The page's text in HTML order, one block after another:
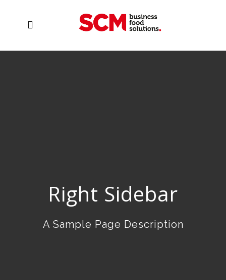
Right Sidebar
A Sample Page Description